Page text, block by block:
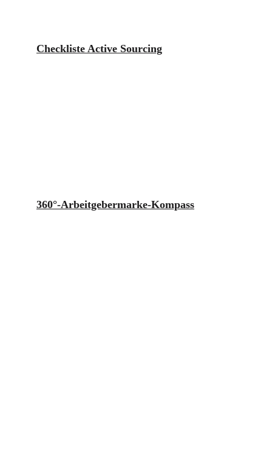
Checkliste Active Sourcing
360°-Arbeitgebermarke-Kompass